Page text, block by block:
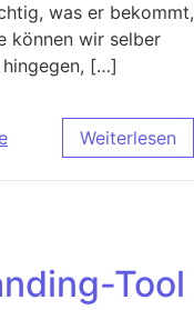
was er bekommt,
können wir selber
[…]
Weiterlesen
Tool